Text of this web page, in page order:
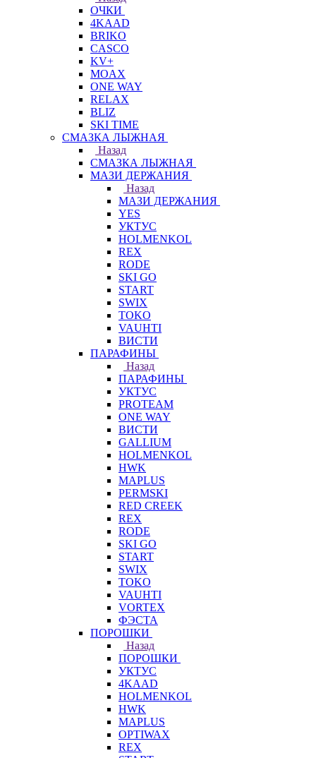
ОЧКИ
4KAAD
BRIKO
CASCO
KV+
MOAX
ONE WAY
RELAX
BLIZ
SKI TIME
СМАЗКА ЛЫЖНАЯ
Назад
СМАЗКА ЛЫЖНАЯ
МАЗИ ДЕРЖАНИЯ
Назад
МАЗИ ДЕРЖАНИЯ
YES
УКТУС
HOLMENKOL
REX
RODE
SKI GO
START
SWIX
TOKO
VAUHTI
ВИСТИ
ПАРАФИНЫ
Назад
ПАРАФИНЫ
УКТУС
PROTEAM
ONE WAY
ВИСТИ
GALLIUM
HOLMENKOL
HWK
MAPLUS
PERMSKI
RED CREEK
REX
RODE
SKI GO
START
SWIX
TOKO
VAUHTI
VORTEX
ФЭСТА
ПОРОШКИ
Назад
ПОРОШКИ
УКТУС
4KAAD
HOLMENKOL
HWK
MAPLUS
OPTIWAX
REX